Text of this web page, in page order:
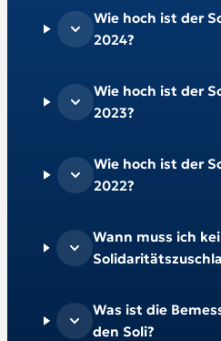
Wie hoch ist der
2024?
Wie hoch ist der
2023?
Wie hoch ist der
2022?
Wann muss ich
Was ist die
den Soli?